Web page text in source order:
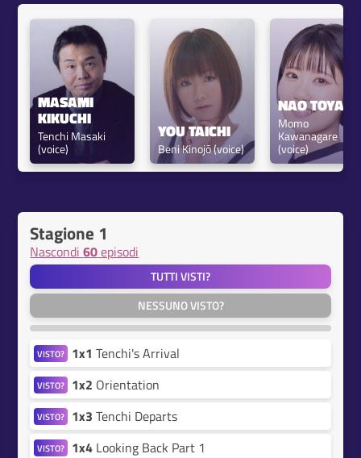
MASAMI
KIKUCHI
Tenchi Masaki
(voice)
YOU TAICHI
Beni Kinojō (voice)
NAO
Momo
Kawanagare
(voice)
Stagione 1
Nascondi60episodi
TUTTI VISTI?
NESSUNO VISTO?
VISTO? 1x1 Tenchi's Arrival
VISTO? 1x2 Orientation
VISTO? 1x3 Tenchi Departs
VISTO? 1x4 Looking Back Part 1